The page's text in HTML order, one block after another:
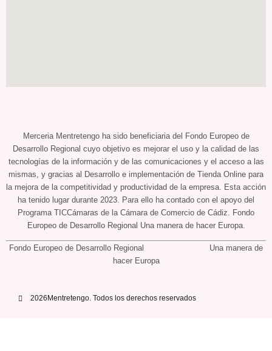
Merceria Mentretengo ha sido beneficiaria del Fondo Europeo de
Desarrollo Regional cuyo objetivo es mejorar el uso y la calidad de las
tecnologías de la información y de las comunicaciones y el acceso a las
mismas, y gracias al Desarrollo e implementación de Tienda Online para
la mejora de la competitividad y productividad de la empresa. Esta acción
ha tenido lugar durante 2023. Para ello ha contado con el apoyo del
Programa TICCámaras de la Cámara de Comercio de Cádiz. Fondo
Europeo de Desarrollo Regional Una manera de hacer Europa.
Fondo Europeo de Desarrollo Regional Una manera de
hacer Europa
2026Mentretengo. Todos los derechos reservados